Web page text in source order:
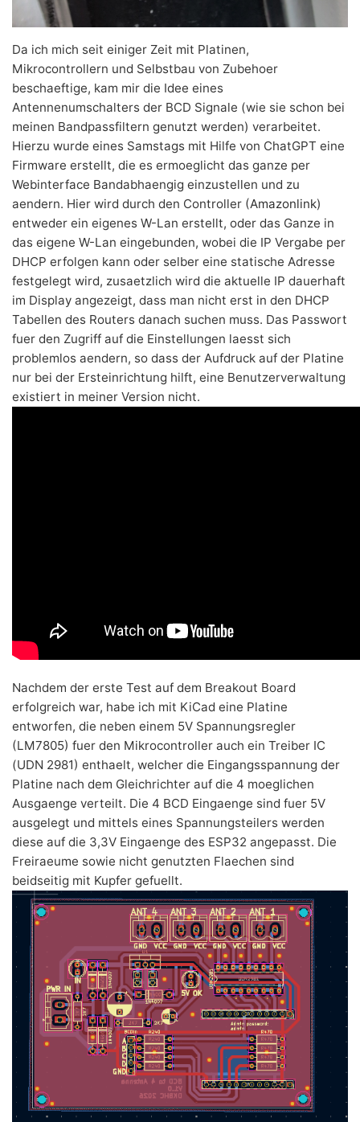
Da ich mich seit einiger Zeit mit Platinen,
Mikrocontrollern und Selbstbau von Zubehoer
beschaeftige, kam mir die Idee eines
Antennenumschalters der BCD Signale (wie sie schon bei
meinen Bandpassfiltern genutzt werden) verarbeitet.
Hierzu wurde eines Samstags mit Hilfe von ChatGPT eine
Firmware erstellt, die es ermoeglicht das ganze per
Webinterface Bandabhaengig einzustellen und zu
aendern. Hier wird durch den Controller (Amazonlink)
entweder ein eigenes W-Lan erstellt, oder das Ganze in
das eigene W-Lan eingebunden, wobei die IP Vergabe per
DHCP erfolgen kann oder selber eine statische Adresse
festgelegt wird, zusaetzlich wird die aktuelle IP dauerhaft
im Display angezeigt, dass man nicht erst in den DHCP
Tabellen des Routers danach suchen muss. Das Passwort
fuer den Zugriff auf die Einstellungen laesst sich
problemlos aendern, so dass der Aufdruck auf der Platine
nur bei der Ersteinrichtung hilft, eine Benutzerverwaltung
existiert in meiner Version nicht.
Nachdem der erste Test auf dem Breakout Board
erfolgreich war, habe ich mit KiCad eine Platine
entworfen, die neben einem 5V Spannungsregler
(LM7805) fuer den Mikrocontroller auch ein Treiber IC
(UDN 2981) enthaelt, welcher die Eingangsspannung der
Platine nach dem Gleichrichter auf die 4 moeglichen
Ausgaenge verteilt. Die 4 BCD Eingaenge sind fuer 5V
ausgelegt und mittels eines Spannungsteilers werden
diese auf die 3,3V Eingaenge des ESP32 angepasst. Die
Freiraeume sowie nicht genutzten Flaechen sind
beidseitig mit Kupfer gefuellt.